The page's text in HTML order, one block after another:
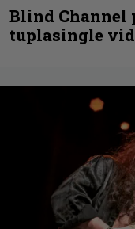
Blind Channel
tuplasingle